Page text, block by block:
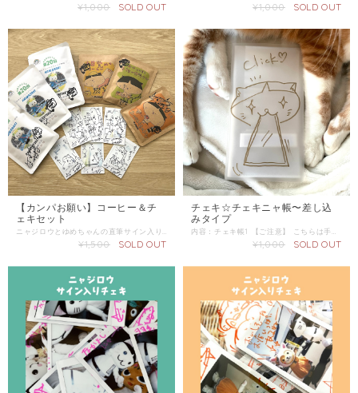
¥1,000 SOLD OUT ¥1,000 SOLD OUT
【カンパお願い】コーヒー＆チ
ェキセット
¥1,500 SOLD OUT
チェキ☆チェキニャ帳〜差し込
みタイプ
¥1,000 SOLD OUT